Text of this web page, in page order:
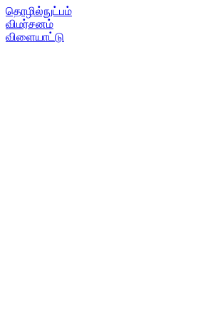
தொழில்நுட்பம்
விமர்சனம்
விளையாட்டு